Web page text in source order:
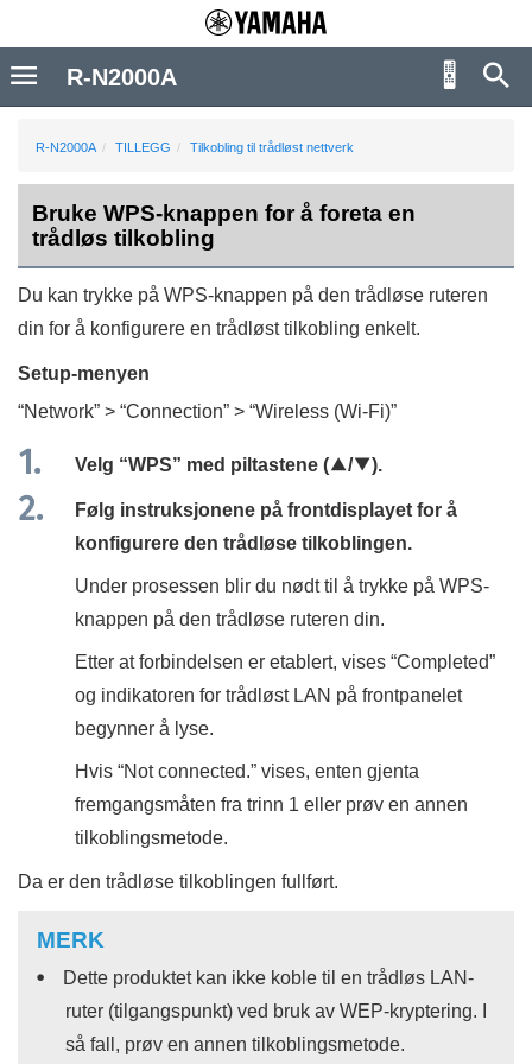
R-N2000A TILLEGG Tilkobling til trådløst nettverk
Bruke WPS-knappen for å foreta en
trådløs tilkobling
Du kan trykke på WPS-knappen på den trådløse ruteren
din for å konfigurere en trådløst tilkobling enkelt.
Setup-menyen
“Network” > “Connection” > “Wireless (Wi-Fi)”
Velg “WPS” med piltastene (q/w).
Følg instruksjonene på frontdisplayet for å
konfigurere den trådløse tilkoblingen.
Under prosessen blir du nødt til å trykke på WPS-
knappen på den trådløse ruteren din.
Etter at forbindelsen er etablert, vises “Completed”
og indikatoren for trådløst LAN på frontpanelet
begynner å lyse.
Hvis “Not connected.” vises, enten gjenta
fremgangsmåten fra trinn 1 eller prøv en annen
tilkoblingsmetode.
Da er den trådløse tilkoblingen fullført.
MERK
Dette produktet kan ikke koble til en trådløs LAN-
ruter (tilgangspunkt) ved bruk av WEP-kryptering. I
så fall, prøv en annen tilkoblingsmetode.
R-N2000A